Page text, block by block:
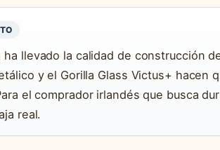
ha llevado la calidad de construcción
y el Gorilla Glass Victus+ hacen
el comprador irlandés que busca
real.